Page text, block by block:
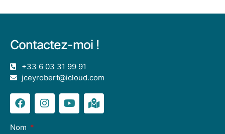
Contactez-moi !
+33 6 03 31 99 91
jceyrobert@icloud.com
Nom